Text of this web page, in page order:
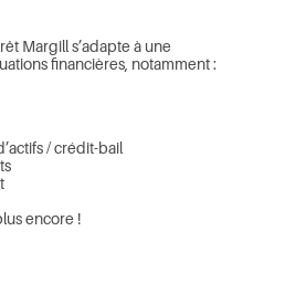
Margill s’adapte à une
financières, notamment :
/ crédit-bail
encore !